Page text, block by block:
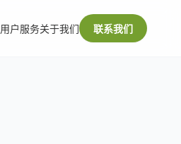
用户服务关于我们 联系我们